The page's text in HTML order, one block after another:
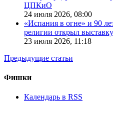
ЦПКиО
24 июля 2026, 08:00
«Испания в огне» и 90
религии открыл
23 июля 2026, 11:18
Предыдущие статьи
Фишки
Календарь в RSS